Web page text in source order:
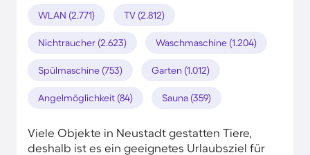
WLAN (2.771) TV (2.812)
Nichtraucher (2.623) Waschmaschine (1.204)
Spülmaschine (753) Garten (1.012)
Angelmöglichkeit (84) Sauna (359)
Viele Objekte in Neustadt gestatten Tiere,
deshalb ist es ein geeignetes Urlaubsziel für